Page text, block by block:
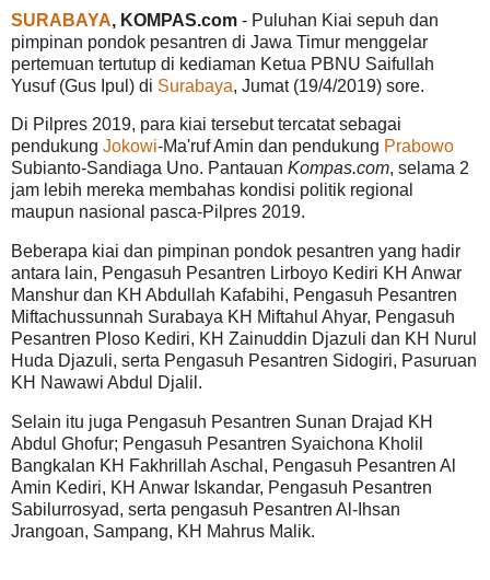
SURABAYA, KOMPAS.com - Puluhan Kiai sepuh dan
pimpinan pondok pesantren di Jawa Timur menggelar
pertemuan tertutup di kediaman Ketua PBNU Saifullah
Yusuf (Gus Ipul) di Surabaya, Jumat (19/4/2019) sore.
Di Pilpres 2019, para kiai tersebut tercatat sebagai
pendukung Jokowi-Ma'ruf Amin dan pendukung Prabowo
Subianto-Sandiaga Uno. Pantauan Kompas.com, selama 2
jam lebih mereka membahas kondisi politik regional
maupun nasional pasca-Pilpres 2019.
Beberapa kiai dan pimpinan pondok pesantren yang hadir
antara lain, Pengasuh Pesantren Lirboyo Kediri KH Anwar
Manshur dan KH Abdullah Kafabihi, Pengasuh Pesantren
Miftachussunnah Surabaya KH Miftahul Ahyar, Pengasuh
Pesantren Ploso Kediri, KH Zainuddin Djazuli dan KH Nurul
Huda Djazuli, serta Pengasuh Pesantren Sidogiri, Pasuruan
KH Nawawi Abdul Djalil.
Selain itu juga Pengasuh Pesantren Sunan Drajad KH
Abdul Ghofur; Pengasuh Pesantren Syaichona Kholil
Bangkalan KH Fakhrillah Aschal, Pengasuh Pesantren Al
Amin Kediri, KH Anwar Iskandar, Pengasuh Pesantren
Sabilurrosyad, serta pengasuh Pesantren Al-Ihsan
Jrangoan, Sampang, KH Mahrus Malik.